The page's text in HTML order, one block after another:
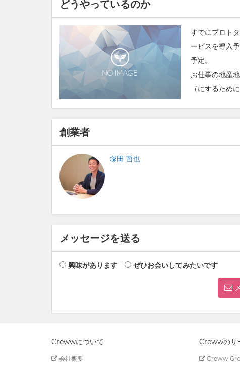
どうやっているのか
すでにプロト
ービスを導入
予定。
お仕事の地産
（にするため
創業者
塚田 哲也
メッセージを送る
興味があります ぜひお会いしてみたいです
Crewwについて
会社概要
Crewwのサ
Creww